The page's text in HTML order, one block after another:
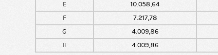
E
10.058,64
F
7.217,78
G
4.009,86
H
4.009,86